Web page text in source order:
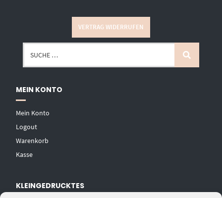
VERTRAG WIDERRUFEN
MEIN KONTO
Mein Konto
Logout
Warenkorb
Kasse
KLEINGEDRUCKTES